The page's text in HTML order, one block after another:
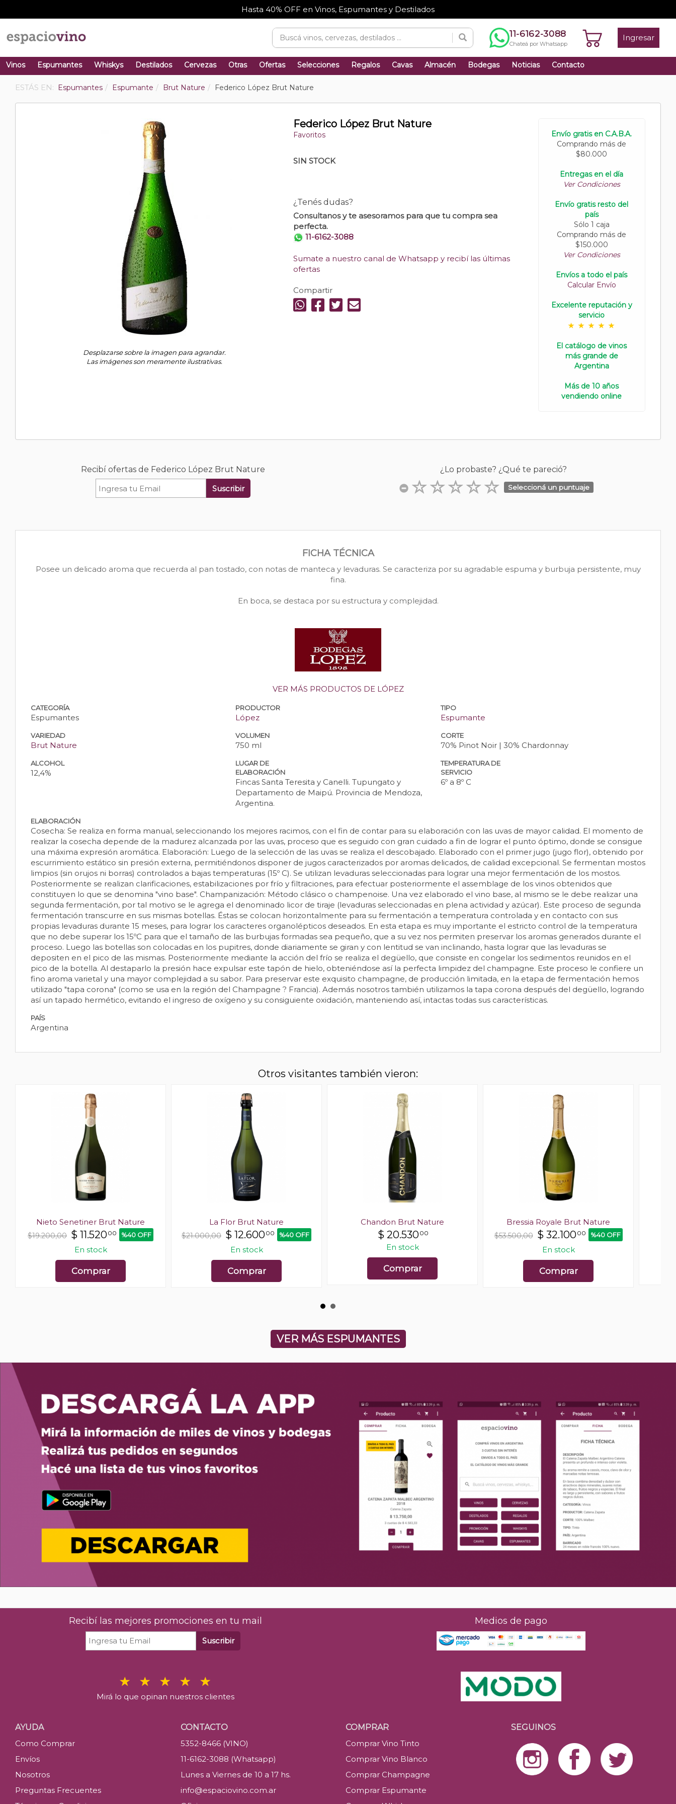
Hasta 40% OFF en Vinos, Espumantes y Destilados
11-6162-3088
Chateá por Whatsapp
Ingresar
Vinos Espumantes Whiskys Destilados Cervezas Otras Ofertas Selecciones Regalos Cavas Almacén Bodegas Noticias Contacto
ESTÁS EN: Espumantes Espumante Brut Nature Federico López Brut Nature
Desplazarse sobre la imagen para agrandar.
Las imágenes son meramente ilustrativas.
Federico López Brut Nature
Favoritos
SIN STOCK
¿Tenés dudas?
Consultanos y te asesoramos para que tu compra sea
perfecta.
11-6162-3088
Sumate a nuestro canal de Whatsapp y recibí las últimas
ofertas
Compartir
Envío gratis en C.A.B.A.
Comprando más de
$80.000
Entregas en el día
Ver Condiciones
Envío gratis resto del
país
Sólo 1 caja
Comprando más de
$150.000
Ver Condiciones
Envíos a todo el país
Calcular Envío
Excelente reputación y
servicio
El catálogo de vinos
más grande de
Argentina
Más de 10 años
vendiendo online
Recibí ofertas de Federico López Brut Nature
Suscribir
¿Lo probaste? ¿Qué te pareció?
Seleccioná un puntuaje
FICHA TÉCNICA
Posee un delicado aroma que recuerda al pan tostado, con notas de manteca y levaduras. Se caracteriza por su agradable espuma y burbuja persistente, muy
fina.
En boca, se destaca por su estructura y complejidad.
VER MÁS PRODUCTOS DE LÓPEZ
CATEGORÍA
Espumantes
PRODUCTOR
López
TIPO
Espumante
VARIEDAD
Brut Nature
VOLUMEN
750 ml
CORTE
70% Pinot Noir | 30% Chardonnay
ALCOHOL
12,4%
LUGAR DE
ELABORACIÓN
Fincas Santa Teresita y Canelli. Tupungato y
Departamento de Maipú. Provincia de Mendoza,
Argentina.
TEMPERATURA DE
SERVICIO
6º a 8º C
ELABORACIÓN
Cosecha: Se realiza en forma manual, seleccionando los mejores racimos, con el fin de contar para su elaboración con las uvas de mayor calidad. El momento de
realizar la cosecha depende de la madurez alcanzada por las uvas, proceso que es seguido con gran cuidado a fin de lograr el punto óptimo, donde se consigue
una máxima expresión aromática. Elaboración: Luego de la selección de las uvas se realiza el descobajado. Elaborado con el primer jugo (jugo flor), obtenido por
escurrimiento estático sin presión externa, permitiéndonos disponer de jugos caracterizados por aromas delicados, de calidad excepcional. Se fermentan mostos
limpios (sin orujos ni borras) controlados a bajas temperaturas (15º C). Se utilizan levaduras seleccionadas para lograr una mejor fermentación de los mostos.
Posteriormente se realizan clarificaciones, estabilizaciones por frío y filtraciones, para efectuar posteriormente el assemblage de los vinos obtenidos que
constituyen lo que se denomina "vino base". Champanización: Método clásico o champenoise. Una vez elaborado el vino base, al mismo se le debe realizar una
segunda fermentación, por tal motivo se le agrega el denominado licor de tiraje (levaduras seleccionadas en plena actividad y azúcar). Este proceso de segunda
fermentación transcurre en sus mismas botellas. Éstas se colocan horizontalmente para su fermentación a temperatura controlada y en contacto con sus
propias levaduras durante 15 meses, para lograr los caracteres organolépticos deseados. En esta etapa es muy importante el estricto control de la temperatura
que no debe superar los 15ºC para que el tamaño de las burbujas formadas sea pequeño, que a su vez nos permiten preservar los aromas generados durante el
proceso. Luego las botellas son colocadas en los pupitres, donde diariamente se giran y con lentitud se van inclinando, hasta lograr que las levaduras se
depositen en el pico de las mismas. Posteriormente mediante la acción del frío se realiza el degüello, que consiste en congelar los sedimentos reunidos en el
pico de la botella. Al destaparlo la presión hace expulsar este tapón de hielo, obteniéndose así la perfecta limpidez del champagne. Este proceso le confiere un
fino aroma varietal y una mayor complejidad a su sabor. Para preservar este exquisito champagne, de producción limitada, en la etapa de fermentación hemos
utilizado "tapa corona" (como se usa en la región del Champagne ? Francia). Además nosotros también utilizamos la tapa corona después del degüello, logrando
así un tapado hermético, evitando el ingreso de oxígeno y su consiguiente oxidación, manteniendo así, intactas todas sus características.
PAÍS
Argentina
Otros visitantes también vieron:
Nieto Senetiner Brut Nature
$19.200,00 $ 11.52000 %40 OFF
En stock
Comprar
La Flor Brut Nature
$21.000,00 $ 12.60000 %40 OFF
En stock
Comprar
Chandon Brut Nature
$ 20.53000
En stock
Comprar
Bressia Royale Brut Nature
$53.500,00 $ 32.10000 %40 OFF
En stock
Comprar
VER MÁS ESPUMANTES
Recibí las mejores promociones en tu mail
Suscribir
Mirá lo que opinan nuestros clientes
Medios de pago
AYUDA
Como Comprar
Envíos
Nosotros
Preguntas Frecuentes
CONTACTO
5352-8466 (VINO)
11-6162-3088 (Whatsapp)
Lunes a Viernes de 10 a 17 hs.
info@espaciovino.com.ar
COMPRAR
Comprar Vino Tinto
Comprar Vino Blanco
Comprar Champagne
Comprar Espumante
SEGUINOS